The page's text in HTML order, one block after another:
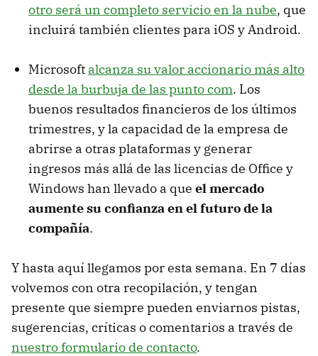
otro será un completo servicio en la nube, que
incluirá también clientes para iOS y Android.
Microsoft alcanza su valor accionario más alto
desde la burbuja de las punto com. Los
buenos resultados financieros de los últimos
trimestres, y la capacidad de la empresa de
abrirse a otras plataformas y generar
ingresos más allá de las licencias de Office y
Windows han llevado a que el mercado
aumente su confianza en el futuro de la
compañía.
Y hasta aquí llegamos por esta semana. En 7 días
volvemos con otra recopilación, y tengan
presente que siempre pueden enviarnos pistas,
sugerencias, críticas o comentarios a través de
nuestro formulario de contacto.